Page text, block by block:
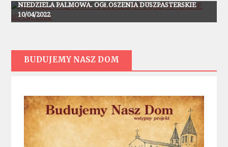
NIEDZIELA PALMOWA. OGŁOSZENIA DUSZPASTERSKIE
10/04/2022
BUDUJEMY NASZ DOM